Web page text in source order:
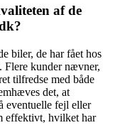
af de
biler, de har fået hos
Flere kunder nævner,
tilfredse med både
det, at
eventuelle fejl eller
effektivt, hvilket har